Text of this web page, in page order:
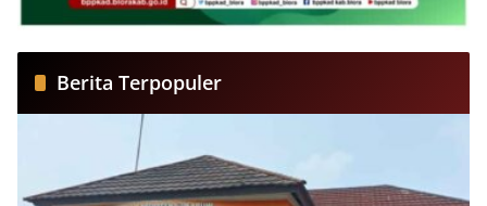
Berita Terpopuler